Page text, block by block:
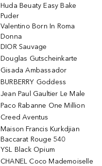
Huda Beuaty Easy Bake
Puder
Valentino Born In Roma
Donna
DIOR Sauvage
Douglas Gutscheinkarte
Gisada Ambassador
BURBERRY Goddess
Jean Paul Gaultier Le Male
Paco Rabanne One Million
Creed Aventus
Maison Francis Kurkdjian
Baccarat Rouge 540
YSL Black Opium
CHANEL Coco Mademoiselle